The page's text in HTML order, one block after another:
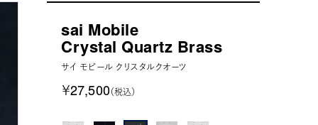
sai Mobile
Crystal Quartz Brass
サイ モビール クリスタルクオーツ
￥27,500（税込）